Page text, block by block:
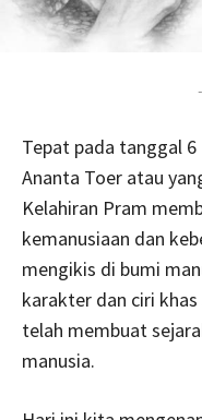
Tepat pada tanggal 6
Ananta Toer atau
Kelahiran Pram
kemanusiaan dan
mengikis di bumi
karakter dan ciri
telah membuat
manusia.